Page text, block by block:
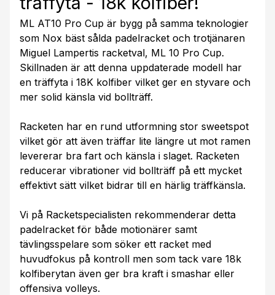
ML AT10 Pro Cup är bygg på samma teknologier
som Nox bäst sålda padelracket och trotjänaren
Miguel Lampertis racketval, ML 10 Pro Cup.
Skillnaden är att denna uppdaterade modell har
en träffyta i 18K kolfiber vilket ger en styvare och
mer solid känsla vid bollträff.
Racketen har en rund utformning stor sweetspot
vilket gör att även träffar lite längre ut mot ramen
levererar bra fart och känsla i slaget. Racketen
reducerar vibrationer vid bollträff på ett mycket
effektivt sätt vilket bidrar till en härlig träffkänsla.
Vi på Racketspecialisten rekommenderar detta
padelracket för både motionärer samt
tävlingsspelare som söker ett racket med
huvudfokus på kontroll men som tack vare 18k
kolfiberytan även ger bra kraft i smashar eller
offensiva volleys.